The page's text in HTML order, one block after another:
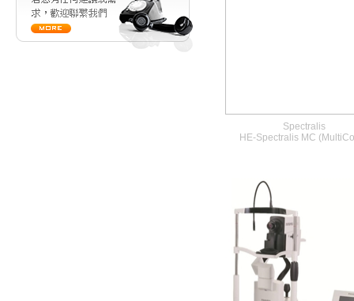
Spectralis
HE-Spectralis MC